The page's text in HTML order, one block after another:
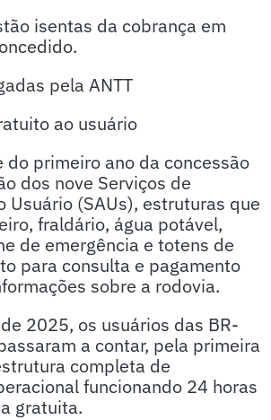
isentas da cobrança em
pela ANTT
ao usuário
do primeiro ano da concessão
dos nove Serviços de
Usuário (SAUs), estruturas que
fraldário, água potável,
de emergência e totens de
para consulta e pagamento
sobre a rodovia.
2025, os usuários das BR-
a contar, pela primeira
completa de
funcionando 24 horas
gratuita.